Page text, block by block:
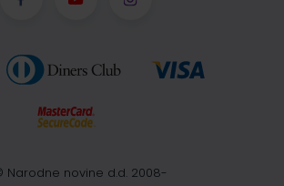
Narodne novine d.d. 2008-